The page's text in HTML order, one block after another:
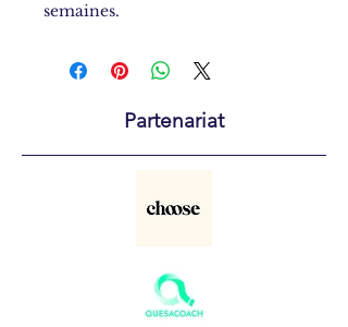
semaines.
Partenariat